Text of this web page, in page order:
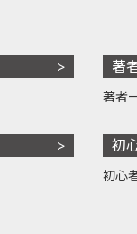
著
著者
初
初心